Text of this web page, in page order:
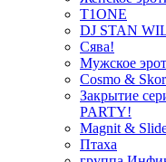
T1ONE
DJ STAN
Сява!
Мужское
Cosmo &
Закрытие
PARTY!
Magnit &
Птаха